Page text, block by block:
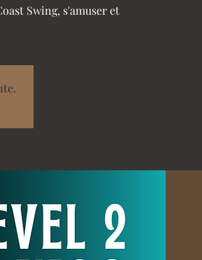
Swing, s'amuser et